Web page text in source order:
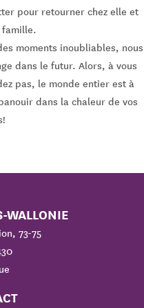
pour retourner chez elle et
famille.
moments inoubliables, nous
dans le futur. Alors, à vous
pas, le monde entier est à
dans la chaleur de vos
WALLONIE
73-75